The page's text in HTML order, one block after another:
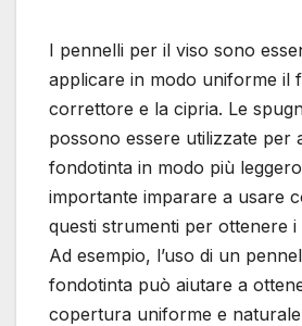
I pennelli per il viso sono
applicare in modo uniforme il
correttore e la cipria. Le
possono essere utilizzate per
fondotinta in modo più
importante imparare a usare
questi strumenti per ottenere i
Ad esempio, l’uso di un
fondotinta può aiutare a
copertura uniforme e